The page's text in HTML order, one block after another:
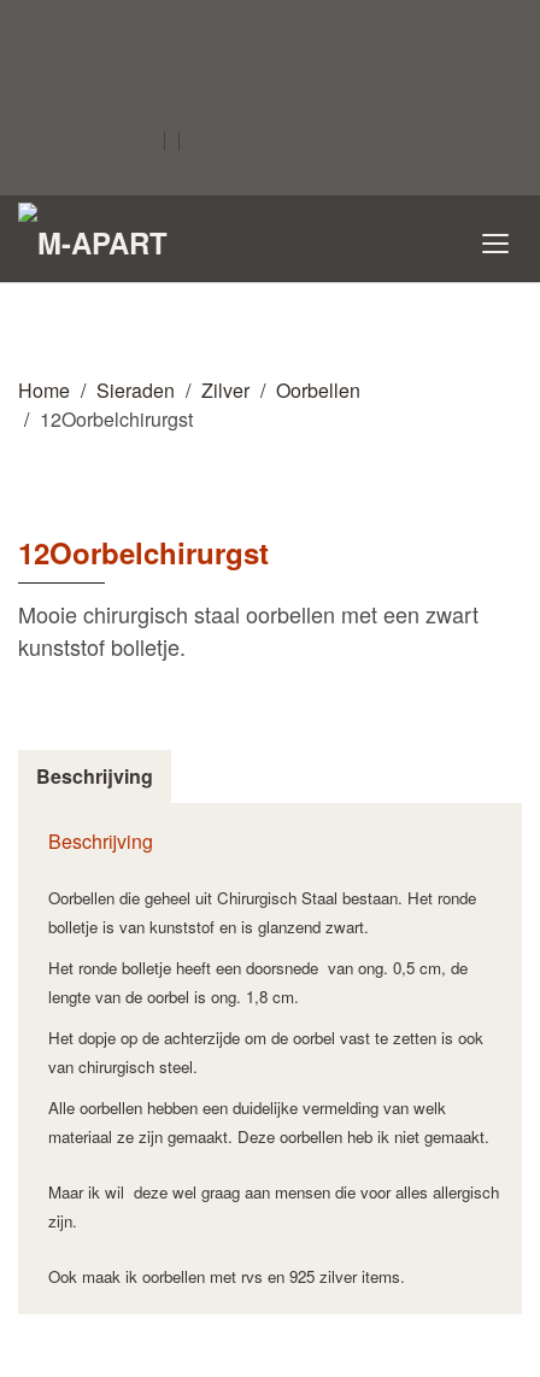
Home Sieraden Zilver
Oorbellen
12Oorbelchirurgst
12Oorbelchirurgst
Mooie chirurgisch staal oorbellen met een zwart
kunststof bolletje.
Beschrijving
Beschrijving
Oorbellen die geheel uit Chirurgisch Staal bestaan. Het ronde
bolletje is van kunststof en is glanzend zwart.
Het ronde bolletje heeft een doorsnede van ong. 0,5 cm, de
lengte van de oorbel is ong. 1,8 cm.
Het dopje op de achterzijde om de oorbel vast te zetten is ook
van chirurgisch steel.
Alle oorbellen hebben een duidelijke vermelding van welk
materiaal ze zijn gemaakt. Deze oorbellen heb ik niet gemaakt.
Maar ik wil deze wel graag aan mensen die voor alles allergisch
zijn.
Ook maak ik oorbellen met rvs en 925 zilver items.